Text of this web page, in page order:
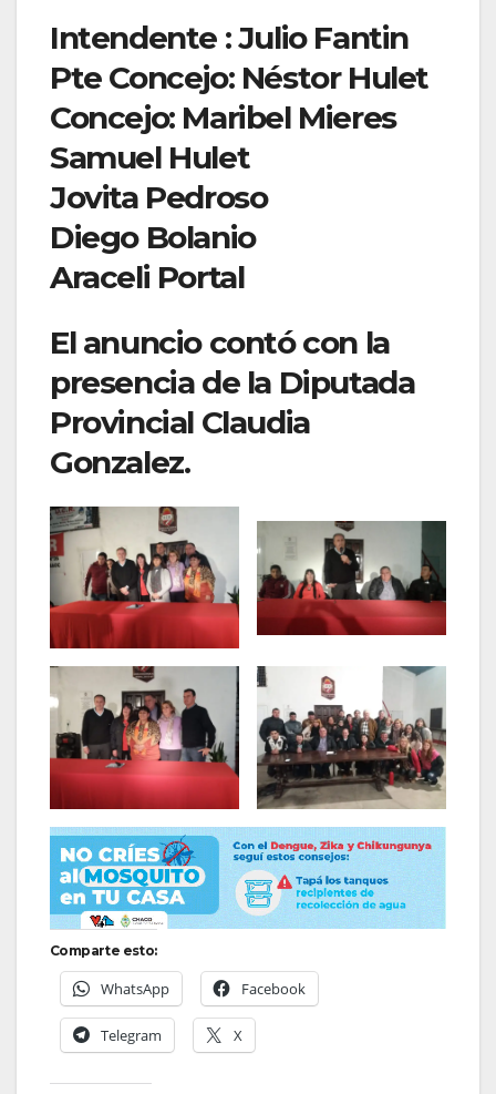
Intendente : Julio Fantin
Pte Concejo: Néstor Hulet
Concejo: Maribel Mieres
Samuel Hulet
Jovita Pedroso
Diego Bolanio
Araceli Portal
El anuncio contó con la
presencia de la Diputada
Provincial Claudia
Gonzalez.
Comparte esto:
WhatsApp Facebook
Telegram X